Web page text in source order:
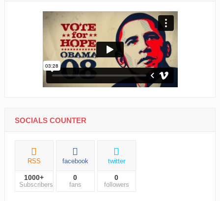
SOCIALS COUNTER
RSS
1000+
Subscribers
facebook
0
fans
twitter
0
followers